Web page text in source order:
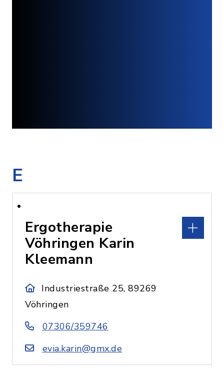
E
Ergotherapie
Vöhringen Karin
Kleemann
Industriestraße 25, 89269
Vöhringen
07306/359746
evia.karin@gmx.de